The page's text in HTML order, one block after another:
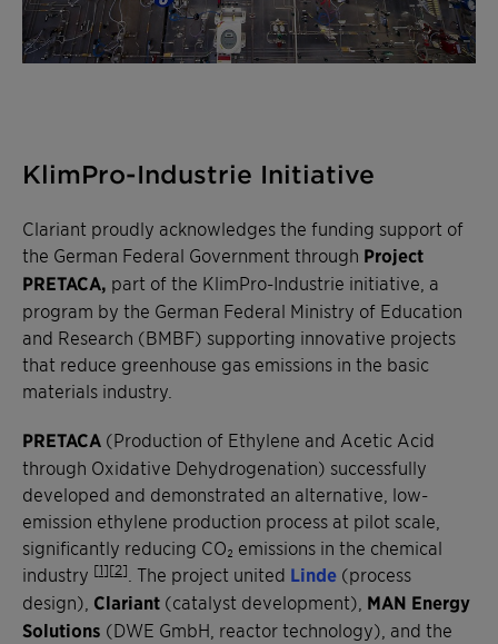
KlimPro-Industrie Initiative
Clariant proudly acknowledges the funding support of
the German Federal Government through Project
PRETACA, part of the KlimPro-Industrie initiative, a
program by the German Federal Ministry of Education
and Research (BMBF) supporting innovative projects
that reduce greenhouse gas emissions in the basic
materials industry.
PRETACA (Production of Ethylene and Acetic Acid
through Oxidative Dehydrogenation) successfully
developed and demonstrated an alternative, low-
emission ethylene production process at pilot scale,
significantly reducing CO₂ emissions in the chemical
industry [1][2] . The project united Linde (process
design), Clariant (catalyst development), MAN Energy
Solutions (DWE GmbH, reactor technology), and the